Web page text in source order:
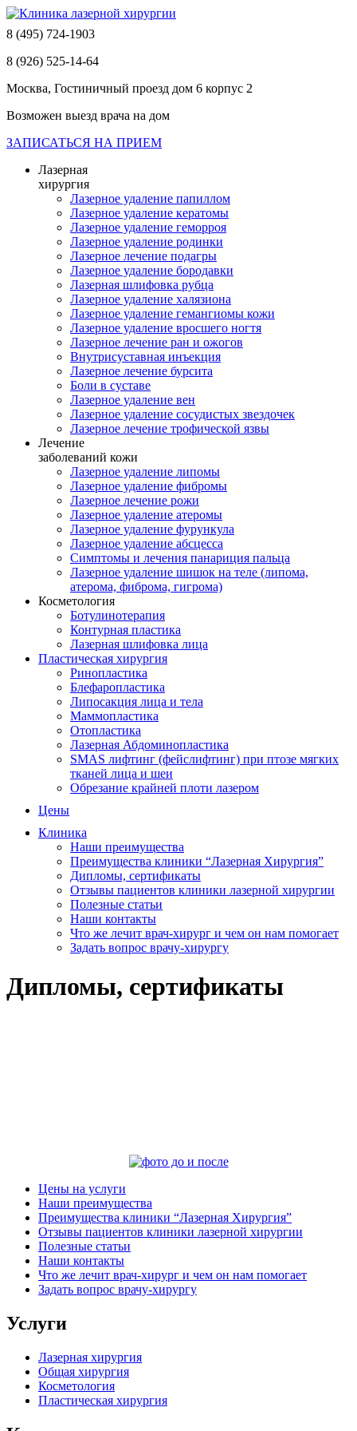
8 (495) 724-1903
8 (926) 525-14-64
Москва, Гостиничный проезд дом 6 корпус 2
Возможен выезд врача на дом
ЗАПИСАТЬСЯ НА ПРИЕМ
Лазерная
хирургия
Лазерное удаление папиллом
Лазерное удаление кератомы
Лазерное удаление геморроя
Лазерное удаление родинки
Лазерное лечение подагры
Лазерное удаление бородавки
Лазерная шлифовка рубца
Лазерное удаление халязиона
Лазерное удаление гемангиомы кожи
Лазерное удаление вросшего ногтя
Лазерное лечение ран и ожогов
Внутрисуставная инъекция
Лазерное лечение бурсита
Боли в суставе
Лазерное удаление вен
Лазерное удаление сосудистых звездочек
Лазерное лечение трофической язвы
Лечение
заболеваний кожи
Лазерное удаление липомы
Лазерное удаление фибромы
Лазерное лечение рожи
Лазерное удаление атеромы
Лазерное удаление фурункула
Лазерное удаление абсцесса
Симптомы и лечения панариция пальца
Лазерное удаление шишок на теле (липома,
атерома, фиброма, гигрома)
Косметология
Ботулинотерапия
Контурная пластика
Лазерная шлифовка лица
Пластическая хирургия
Ринопластика
Блефаропластика
Липосакция лица и тела
Маммопластика
Отопластика
Лазерная Абдоминопластика
SMAS лифтинг (фейслифтинг) при птозе мягких
тканей лица и шеи
Обрезание крайней плоти лазером
Цены
Клиника
Наши преимущества
Преимущества клиники “Лазерная Хирургия”
Дипломы, сертификаты
Отзывы пациентов клиники лазерной хирургии
Полезные статьи
Наши контакты
Что же лечит врач-хирург и чем он нам помогает
Задать вопрос врачу-хирургу
Дипломы, сертификаты
Цены на услуги
Наши преимущества
Преимущества клиники “Лазерная Хирургия”
Отзывы пациентов клиники лазерной хирургии
Полезные статьи
Наши контакты
Что же лечит врач-хирург и чем он нам помогает
Задать вопрос врачу-хирургу
Услуги
Лазерная хирургия
Общая хирургия
Косметология
Пластическая хирургия